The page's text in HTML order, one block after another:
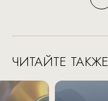
ЧИТАЙТЕ ТАКЖЕ